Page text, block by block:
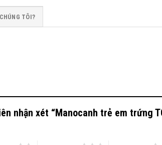
TÔI?
nhận xét “Manocanh trẻ em trứng